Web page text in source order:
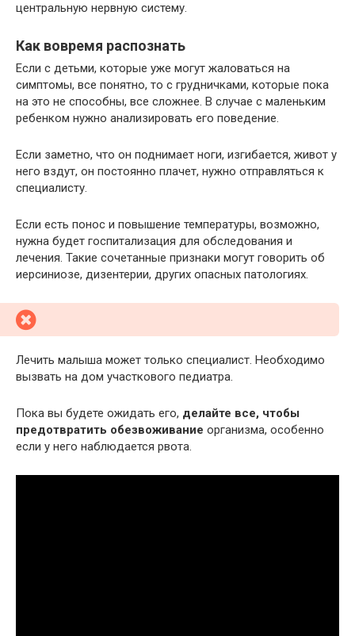
центральную нервную систему.
Как вовремя распознать
Если с детьми, которые уже могут жаловаться на
симптомы, все понятно, то с грудничками, которые пока
на это не способны, все сложнее. В случае с маленьким
ребенком нужно анализировать его поведение.
Если заметно, что он поднимает ноги, изгибается, живот у
него вздут, он постоянно плачет, нужно отправляться к
специалисту.
Если есть понос и повышение температуры, возможно,
нужна будет госпитализация для обследования и
лечения. Такие сочетанные признаки могут говорить об
иерсиниозе, дизентерии, других опасных патологиях.
Лечить малыша может только специалист. Необходимо
вызвать на дом участкового педиатра.
Пока вы будете ожидать его, делайте все, чтобы
предотвратить обезвоживание организма, особенно
если у него наблюдается рвота.